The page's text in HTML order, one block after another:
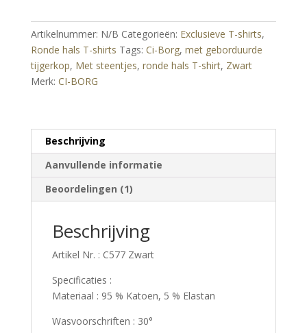
met
geborduurde
tijgerkop
met
steentjes
Artikelnummer: N/B Categorieën: Exclusieve T-shirts,
Ronde hals T-shirts Tags: Ci-Borg, met geborduurde
tijgerkop, Met steentjes, ronde hals T-shirt, Zwart
Merk: CI-BORG
Beschrijving
Aanvullende informatie
Beoordelingen (1)
Beschrijving
Artikel Nr. : C577 Zwart
Specificaties :
Materiaal : 95 % Katoen, 5 % Elastan
Wasvoorschriften : 30°